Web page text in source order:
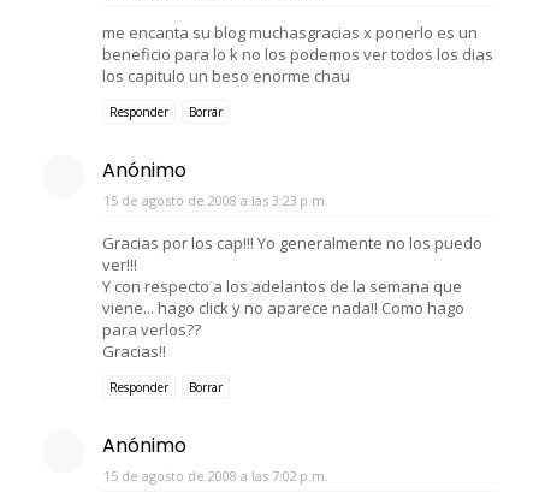
me encanta su blog muchasgracias x ponerlo es un
beneficio para lo k no los podemos ver todos los dias
los capitulo un beso enorme chau
Responder Borrar
Anónimo
15 de agosto de 2008 a las 3:23 p.m.
Gracias por los cap!!! Yo generalmente no los puedo
ver!!!
Y con respecto a los adelantos de la semana que
viene... hago click y no aparece nada!! Como hago
para verlos??
Gracias!!
Responder Borrar
Anónimo
15 de agosto de 2008 a las 7:02 p.m.